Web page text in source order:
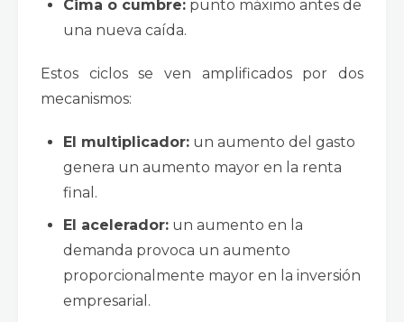
Cima o cumbre: punto máximo antes de
una nueva caída.
Estos ciclos se ven amplificados por dos
mecanismos:
El multiplicador: un aumento del gasto
genera un aumento mayor en la renta
final.
El acelerador: un aumento en la
demanda provoca un aumento
proporcionalmente mayor en la inversión
empresarial.